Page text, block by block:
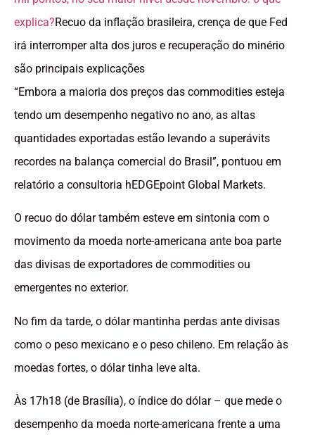
explica?Recuo da inflação brasileira, crença de que Fed
irá interromper alta dos juros e recuperação do minério
são principais explicações
“Embora a maioria dos preços das commodities esteja
tendo um desempenho negativo no ano, as altas
quantidades exportadas estão levando a superávits
recordes na balança comercial do Brasil”, pontuou em
relatório a consultoria hEDGEpoint Global Markets.
O recuo do dólar também esteve em sintonia com o
movimento da moeda norte-americana ante boa parte
das divisas de exportadores de commodities ou
emergentes no exterior.
No fim da tarde, o dólar mantinha perdas ante divisas
como o peso mexicano e o peso chileno. Em relação às
moedas fortes, o dólar tinha leve alta.
Às 17h18 (de Brasília), o índice do dólar – que mede o
desempenho da moeda norte-americana frente a uma